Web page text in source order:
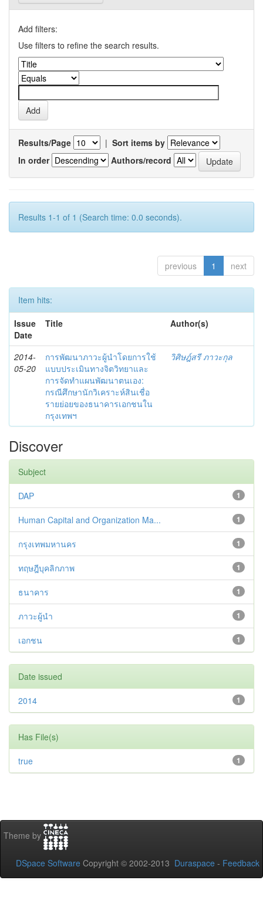
Add filters:
Use filters to refine the search results.
Results/Page | Sort items by
In order
Authors/record
Results 1-1 of 1 (Search time: 0.0 seconds).
previous 1 next
Item hits:
Issue
Date
Title Author(s)
2014-
05-20
การพัฒนาภาวะผู้นำโดยการใช้
แบบประเมินทางจิตวิทยาและ
การจัดทำแผนพัฒนาตนเอง:
กรณีศึกษานักวิเคราะห์สินเชื่อ
รายย่อยของธนาคารเอกชนใน
กรุงเทพฯ
วิศิษฎ์สรี ภาวะกุล
Discover
Subject
1
DAP
1
Human Capital and Organization Ma...
1
กรุงเทพมหานคร
1
ทฤษฎีบุคลิกภาพ
1
ธนาคาร
1
ภาวะผู้นำ
1
เอกชน
Date issued
1
2014
Has File(s)
1
true
Theme by
DSpace Software Copyright © 2002-2013 Duraspace - Feedback